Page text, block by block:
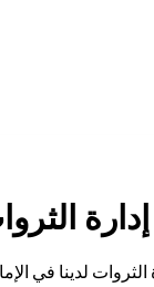
الثروات
لدينا في الإمارات